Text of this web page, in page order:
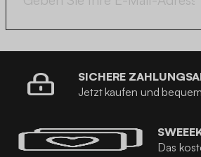
SICHERE
Jetzt kaufen und
Das